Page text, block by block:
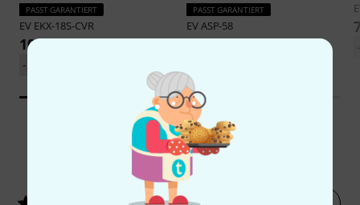
PASST GARANTIERT
EV EKX-18S-CVR
108 €
-20%
PASST GARANTIERT
EVASP-58
149 €
Kundenbewertungen